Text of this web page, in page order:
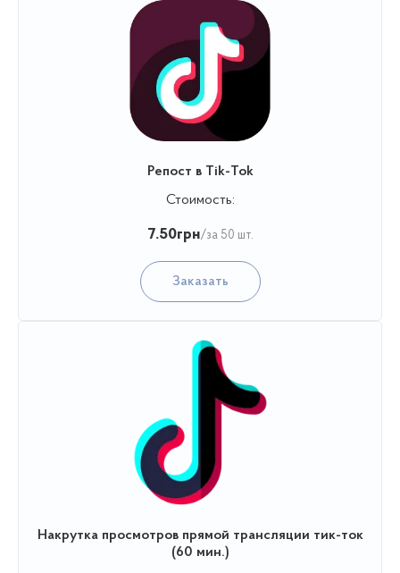
Репост в Tik-Tok
Стоимость:
7.50грн/за 50 шт.
Заказать
Накрутка просмотров прямой трансляции тик-ток
(60 мин.)